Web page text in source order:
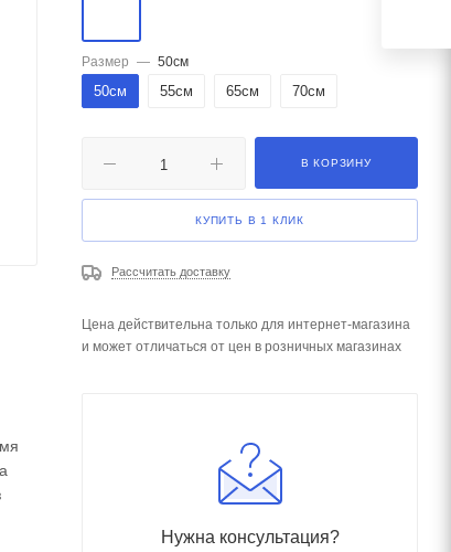
Размер — 50см
50см 55см 65см 70см
В КОРЗИНУ
КУПИТЬ В 1 КЛИК
Рассчитать доставку
Цена действительна только для интернет-магазина
и может отличаться от цен в розничных магазинах
Нужна консультация?